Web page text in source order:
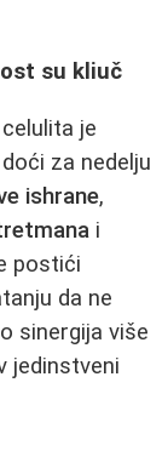
su kliuč
je
za nedelju
ishrane,
i
postići
da ne
sinergija više
jedinstveni